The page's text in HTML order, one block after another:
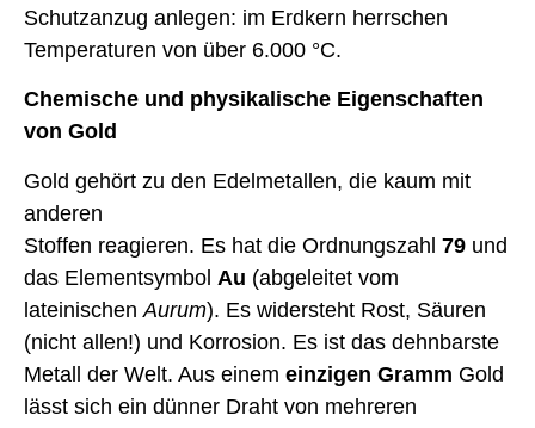
Schutzanzug anlegen: im Erdkern herrschen
Temperaturen von über 6.000 °C.
Chemische und physikalische Eigenschaften
von Gold
Gold gehört zu den Edelmetallen, die kaum mit
anderen
Stoffen reagieren. Es hat die Ordnungszahl 79 und
das Elementsymbol Au (abgeleitet vom
lateinischen Aurum). Es widersteht Rost, Säuren
(nicht allen!) und Korrosion. Es ist das dehnbarste
Metall der Welt. Aus einem einzigen Gramm Gold
lässt sich ein dünner Draht von mehreren